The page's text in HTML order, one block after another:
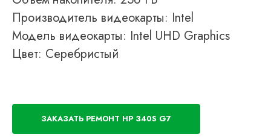
Производитель видеокарты: Intel
Модель видеокарты: Intel UHD Graphics
Цвет: Серебристый
ЗАКАЗАТЬ РЕМОНТ HP 340S G7